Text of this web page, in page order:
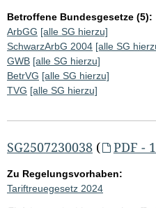
Betroffene Bundesgesetze (5):
ArbGG [alle SG hierzu]
SchwarzArbG 2004 [alle SG
GWB [alle SG hierzu]
BetrVG [alle SG hierzu]
TVG [alle SG hierzu]
SG2507230038 ( PDF -
Zu Regelungsvorhaben:
Tariftreuegesetz 2024